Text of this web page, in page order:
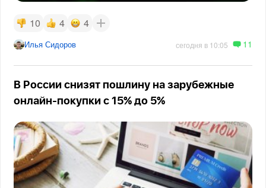
10 4 4
Илья Сидоров сегодня в 10:05 11
В России снизят пошлину на зарубежные
онлайн-покупки с 15% до 5%